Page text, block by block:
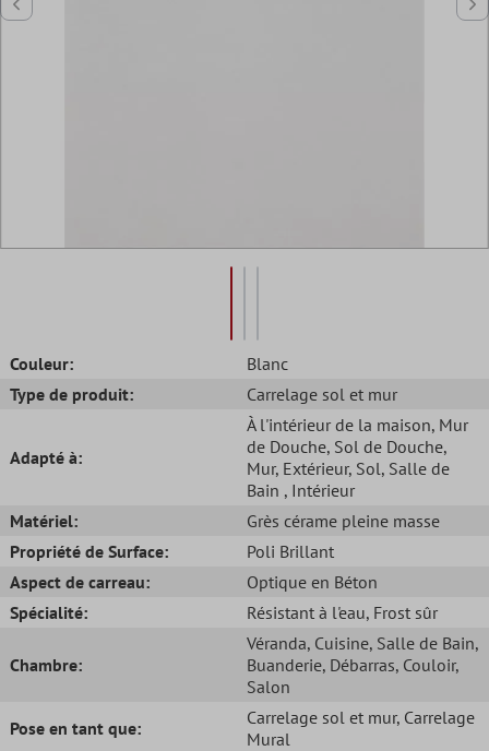
Couleur:
Blanc
Type de produit:
Carrelage sol et mur
Adapté à:
À l'intérieur de la maison, Mur
de Douche, Sol de Douche,
Mur, Extérieur, Sol, Salle de
Bain , Intérieur
Matériel:
Grès cérame pleine masse
Propriété de Surface:
Poli Brillant
Aspect de carreau:
Optique en Béton
Spécialité:
Résistant à l'eau, Frost sûr
Chambre:
Véranda, Cuisine, Salle de Bain,
Buanderie, Débarras, Couloir,
Salon
Pose en tant que:
Carrelage sol et mur, Carrelage
Mural